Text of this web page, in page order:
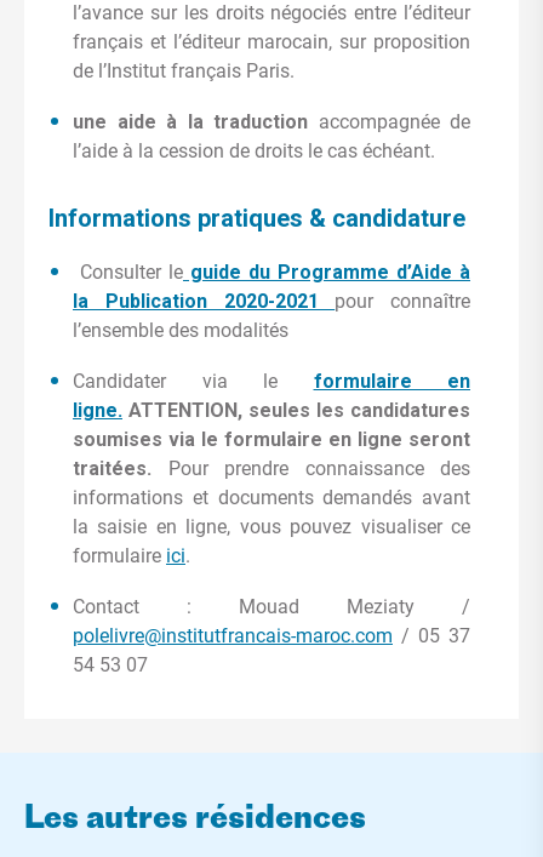
l’avance sur les droits négociés entre l’éditeur
français et l’éditeur marocain, sur proposition
de l’Institut français Paris.
une aide à la traduction accompagnée de
l’aide à la cession de droits le cas échéant.
Informations pratiques & candidature
Consulter le guide du Programme d’Aide à
la Publication 2020-2021 pour connaître
l’ensemble des modalités
Candidater via le formulaire en
ligne. ATTENTION, seules les candidatures
soumises via le formulaire en ligne seront
traitées. Pour prendre connaissance des
informations et documents demandés avant
la saisie en ligne, vous pouvez visualiser ce
formulaire ici.
Contact : Mouad Meziaty /
polelivre@institutfrancais-maroc.com / 05 37
54 53 07
Les autres résidences